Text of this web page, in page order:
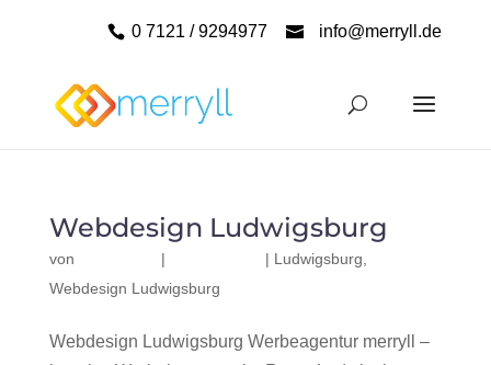
0 7121 / 9294977 info@merryll.de
Webdesign Ludwigsburg
von | | Ludwigsburg
Webdesign Ludwigsburg
Webdesign Ludwigsburg Werbeagentur merryll –